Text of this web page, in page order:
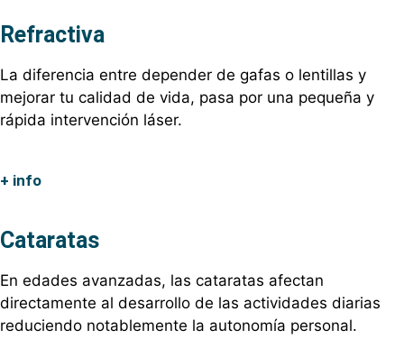
Refractiva
La diferencia entre depender de gafas o lentillas y
mejorar tu calidad de vida, pasa por una pequeña y
rápida intervención láser.
+ info
Cataratas
En edades avanzadas, las cataratas afectan
directamente al desarrollo de las actividades diarias
reduciendo notablemente la autonomía personal.